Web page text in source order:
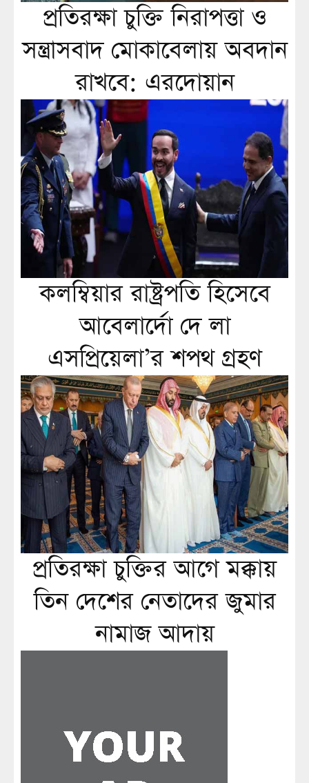
প্রতিরক্ষা চুক্তি নিরাপত্তা ও
সন্ত্রাসবাদ মোকাবেলায় অবদান
রাখবে: এরদোয়ান
কলম্বিয়ার রাষ্ট্রপতি হিসেবে
আবেলার্দো দে লা
এসপ্রিয়েলা’র শপথ গ্রহণ
প্রতিরক্ষা চুক্তির আগে মক্কায়
তিন দেশের নেতাদের জুমার
নামাজ আদায়